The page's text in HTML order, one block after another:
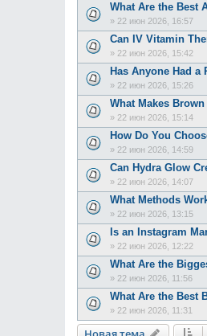
What Are the Best
» 22 июн 2026, 16:57
Can IV Vitamin
» 22 июн 2026, 15:42
Has Anyone Had
» 22 июн 2026, 15:26
What Makes
» 22 июн 2026, 15:14
How Do You
» 22 июн 2026, 14:59
Can Hydra Glow
» 22 июн 2026, 14:07
What Methods
» 22 июн 2026, 13:15
Is an Instagram
» 22 июн 2026, 12:22
What Are the
» 22 июн 2026, 11:56
What Are the Best
» 22 июн 2026, 11:31